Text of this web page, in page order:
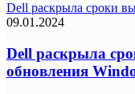
Dell раскрыла сроки
09.01.2024
Dell раскрыла
обновления